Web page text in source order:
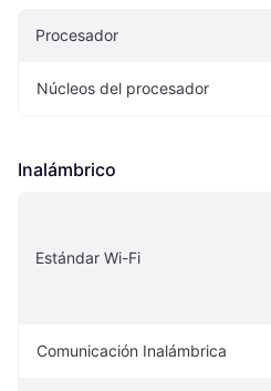
Procesador
Núcleos del procesador
Inalámbrico
Estándar Wi-Fi
Comunicación Inalámbrica